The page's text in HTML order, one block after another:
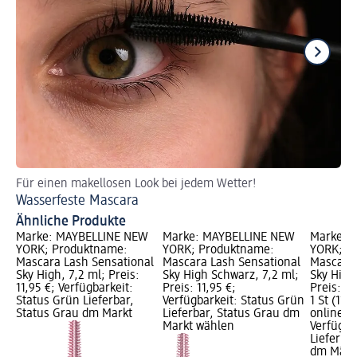
Für einen makellosen Look bei jedem Wetter!
Wasserfeste Mascara
Ähnliche Produkte
Marke: MAYBELLINE NEW
YORK; Produktname:
Mascara Lash Sensational
Sky High, 7,2 ml; Preis:
11,95 €; Verfügbarkeit:
Status Grün Lieferbar,
Status Grau dm Markt
Marke: MAYBELLINE NEW
YORK; Produktname:
Mascara Lash Sensational
Sky High Schwarz, 7,2 ml;
Preis: 11,95 €;
Verfügbarkeit: Status Grün
Lieferbar, Status Grau dm
Markt wählen
Marke:
YORK;
Sky
Preis:
1 St
online
dm